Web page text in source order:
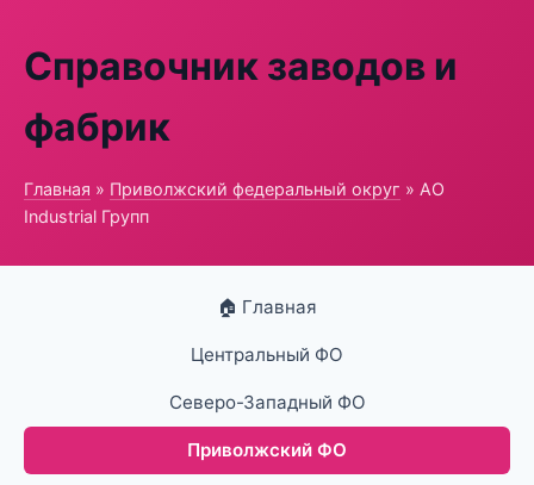
Справочник заводов и
фабрик
Главная » Приволжский федеральный округ » АО
Industrial Групп
🏠 Главная
Центральный ФО
Северо-Западный ФО
Приволжский ФО